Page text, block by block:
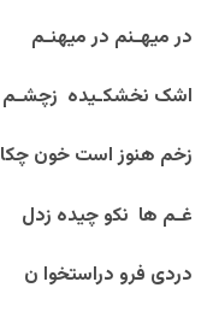
در میهـنم در میهنـم
اشک نخشکـیده زچشـم
زخم هنوز است خون
غـم ها نکو چیده زدل
دردی فرو دراستخوا ن